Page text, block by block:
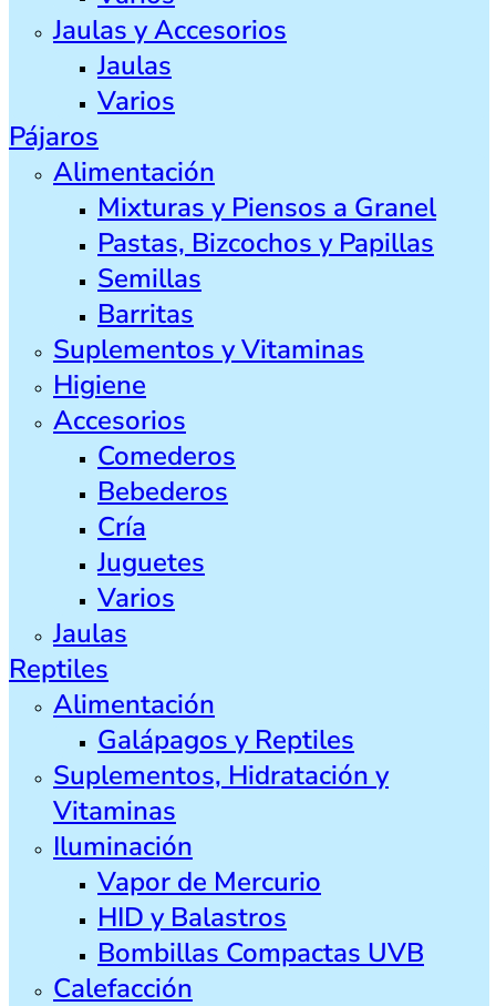
Jaulas y Accesorios
Jaulas
Varios
Pájaros
Alimentación
Mixturas y Piensos a Granel
Pastas, Bizcochos y Papillas
Semillas
Barritas
Suplementos y Vitaminas
Higiene
Accesorios
Comederos
Bebederos
Cría
Juguetes
Varios
Jaulas
Reptiles
Alimentación
Galápagos y Reptiles
Suplementos, Hidratación y
Vitaminas
Iluminación
Vapor de Mercurio
HID y Balastros
Bombillas Compactas UVB
Calefacción